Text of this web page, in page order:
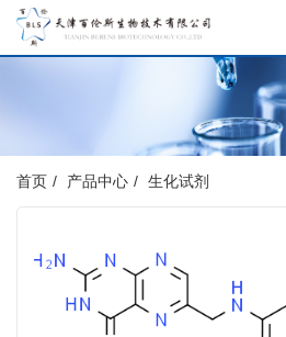
首页 产品中心 生化试剂